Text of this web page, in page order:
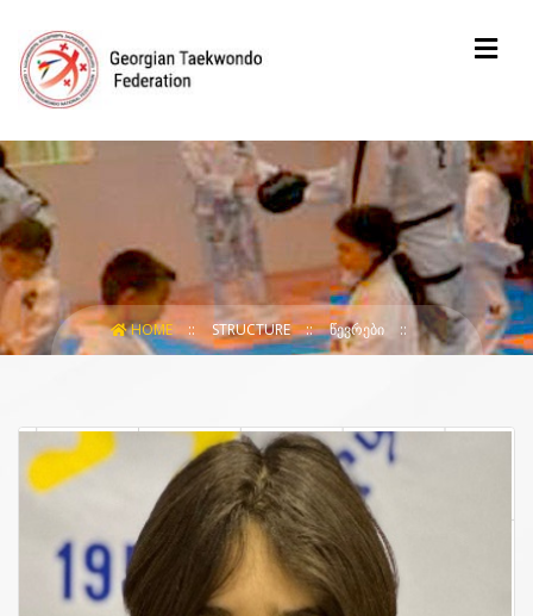
HOME STRUCTURE ᲬᲔᲕᲠᲔᲑᲘ